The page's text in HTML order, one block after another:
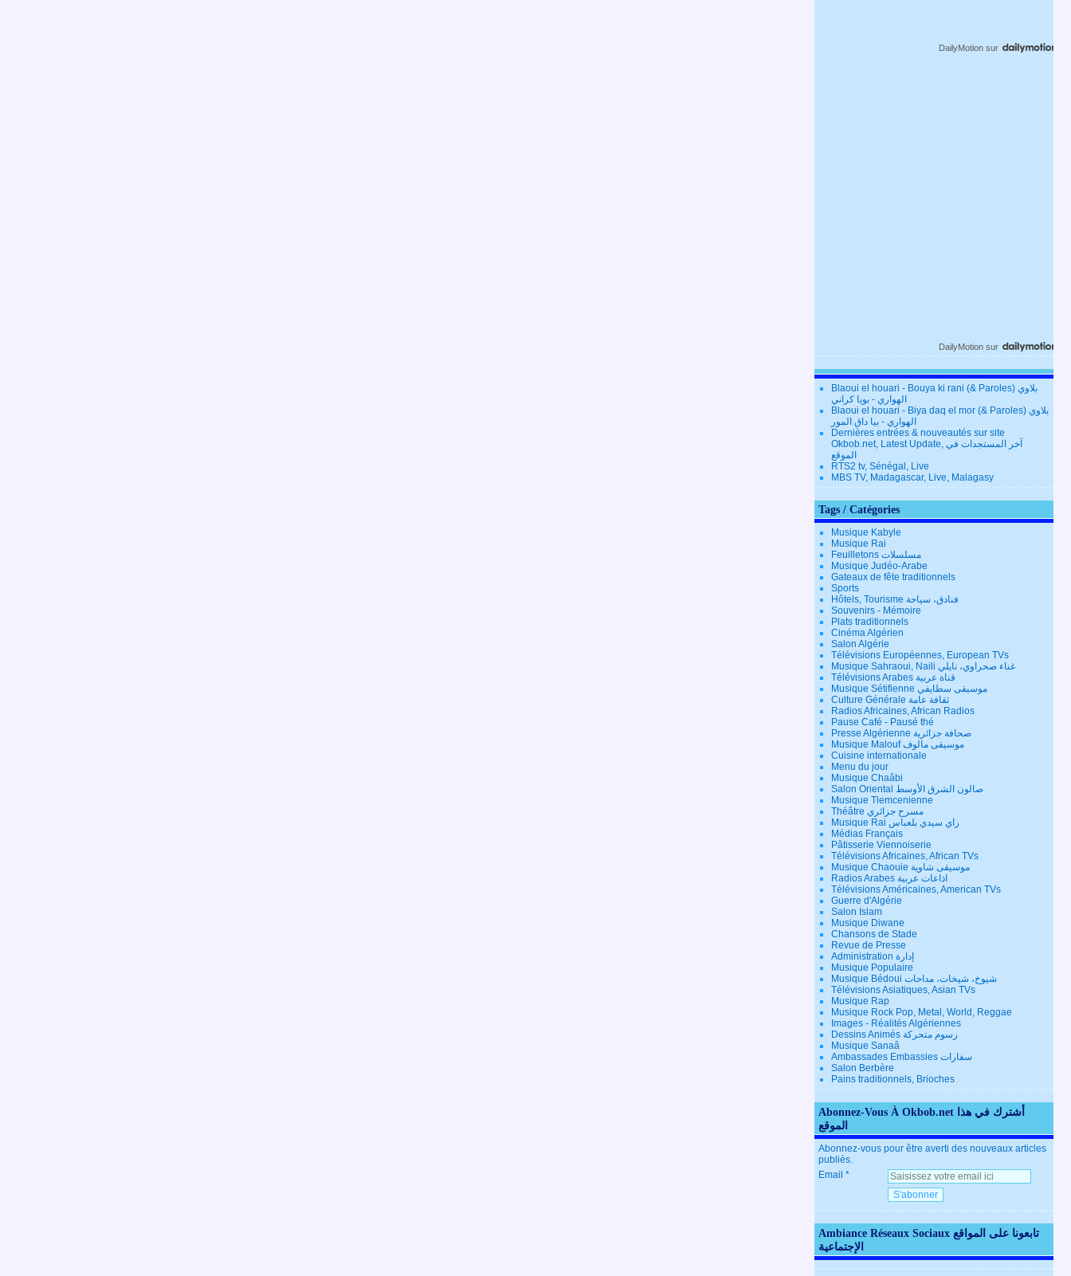
DailyMotion sur
DailyMotion sur
Blaoui el houari - Bouya ki rani (& Paroles) بلاوي
الهواري - بويا كراني
Blaoui el houari - Biya daq el mor (& Paroles) بلاوي
الهواري - بيا داق المور
Dernières entrées & nouveautés sur site
Okbob.net, Latest Update, آخر المستجدات في
الموقع
RTS2 tv, Sénégal, Live
MBS TV, Madagascar, Live, Malagasy
Tags / Catégories
Musique Kabyle
Musique Rai
Feuilletons مسلسلات
Musique Judéo-Arabe
Gateaux de fête traditionnels
Sports
Hôtels, Tourisme فنادق، سياحة
Souvenirs - Mémoire
Plats traditionnels
Cinéma Algérien
Salon Algérie
Télévisions Européennes, European TVs
Musique Sahraoui, Naili غناء صحراوي، نايلي
Télévisions Arabes قناة عربية
Musique Sétifienne موسيقى سطايفي
Culture Générale ثقافة عامة
Radios Africaines, African Radios
Pause Café - Pausé thé
Presse Algérienne صحافة جزائرية
Musique Malouf موسيقى مالوف
Cuisine internationale
Menu du jour
Musique Chaâbi
Salon Oriental صالون الشرق الأوسط
Musique Tlemcenienne
Théâtre مسرح جزائري
Musique Rai راي سيدي بلعباس
Médias Français
Pâtisserie Viennoiserie
Télévisions Africaines, African TVs
Musique Chaouie موسيقى شاوية
Radios Arabes اذاعات عربية
Télévisions Américaines, American TVs
Guerre d'Algérie
Salon Islam
Musique Diwane
Chansons de Stade
Revue de Presse
Administration إدارة
Musique Populaire
Musique Bédoui شيوخ، شيخات، مداحات
Télévisions Asiatiques, Asian TVs
Musique Rap
Musique Rock Pop, Metal, World, Reggae
Images - Réalités Algériennes
Dessins Animés رسوم متحركة
Musique Sanaâ
Ambassades Embassies سفارات
Salon Berbère
Pains traditionnels, Brioches
Abonnez-Vous À Okbob.net أشترك في هذا
الموقع
Abonnez-vous pour être averti des nouveaux articles
publiés.
Email
Ambiance Réseaux Sociaux تابعونا على المواقع
الإجتماعية